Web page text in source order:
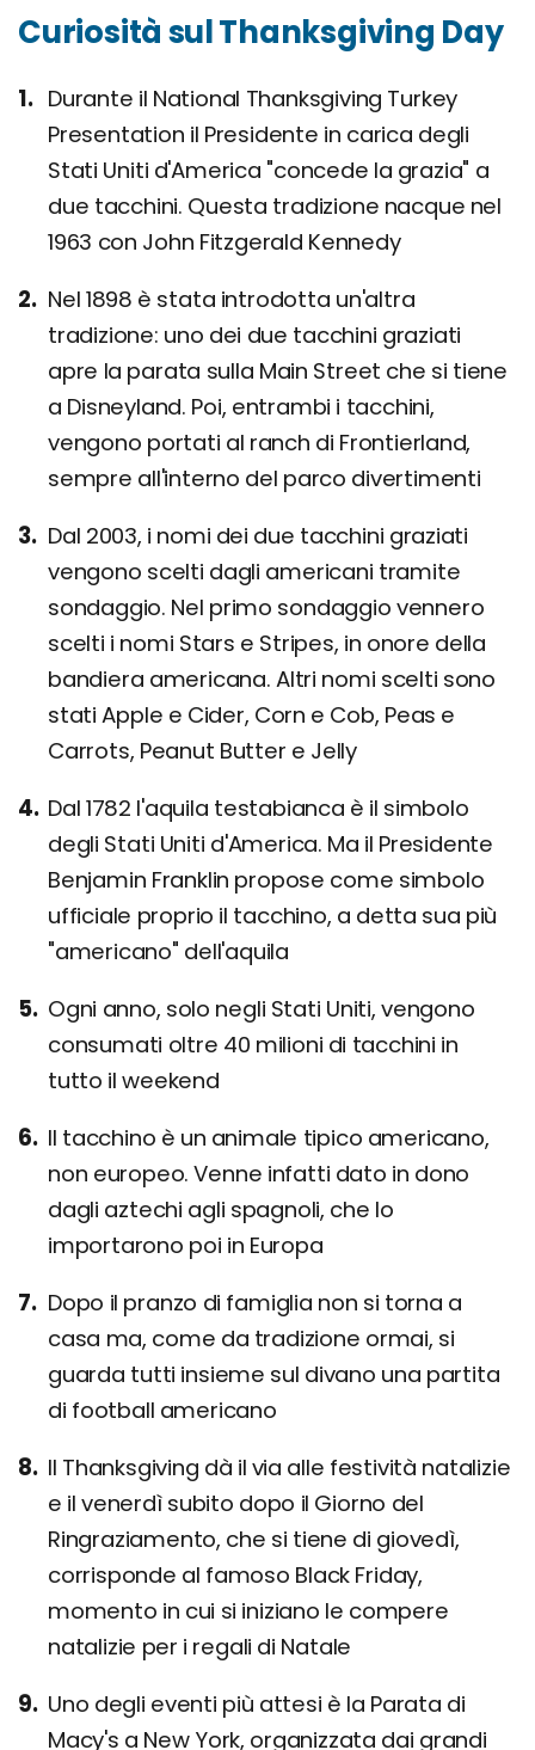
Curiosità sul Thanksgiving Day
Durante il National Thanksgiving Turkey
Presentation il Presidente in carica degli
Stati Uniti d'America "concede la grazia" a
due tacchini. Questa tradizione nacque nel
1963 con John Fitzgerald Kennedy
Nel 1898 è stata introdotta un'altra
tradizione: uno dei due tacchini graziati
apre la parata sulla Main Street che si tiene
a Disneyland. Poi, entrambi i tacchini,
vengono portati al ranch di Frontierland,
sempre all'interno del parco divertimenti
Dal 2003, i nomi dei due tacchini graziati
vengono scelti dagli americani tramite
sondaggio. Nel primo sondaggio vennero
scelti i nomi Stars e Stripes, in onore della
bandiera americana. Altri nomi scelti sono
stati Apple e Cider, Corn e Cob, Peas e
Carrots, Peanut Butter e Jelly
Dal 1782 l'aquila testabianca è il simbolo
degli Stati Uniti d'America. Ma il Presidente
Benjamin Franklin propose come simbolo
ufficiale proprio il tacchino, a detta sua più
"americano" dell'aquila
Ogni anno, solo negli Stati Uniti, vengono
consumati oltre 40 milioni di tacchini in
tutto il weekend
Il tacchino è un animale tipico americano,
non europeo. Venne infatti dato in dono
dagli aztechi agli spagnoli, che lo
importarono poi in Europa
Dopo il pranzo di famiglia non si torna a
casa ma, come da tradizione ormai, si
guarda tutti insieme sul divano una partita
di football americano
Il Thanksgiving dà il via alle festività natalizie
e il venerdì subito dopo il Giorno del
Ringraziamento, che si tiene di giovedì,
corrisponde al famoso Black Friday,
momento in cui si iniziano le compere
natalizie per i regali di Natale
Uno degli eventi più attesi è la Parata di
Macy's a New York, organizzata dai grandi